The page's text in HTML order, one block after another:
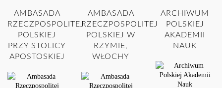
AMBASADA
RZECZPOSPOLITEJ
POLSKIEJ
PRZY STOLICY
APOSTOSKIEJ
AMBASADA
RZECZPOSPOLITEJ
POLSKIEJ W
RZYMIE,
WŁOCHY
ARCHIWUM
POLSKIEJ
AKADEMII
NAUK